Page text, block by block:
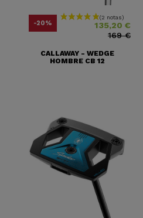
-20% Precio 135,20 €
Precio base
169 €
CALLAWAY - WEDGE
HOMBRE CB 12